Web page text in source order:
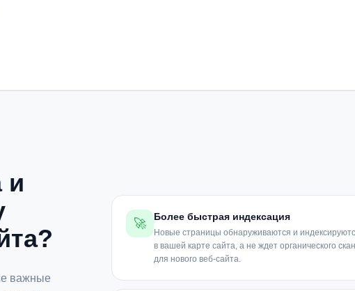
и
важные
🚀 Более быстрая индексация
Новые страницы обнаруживаются и
в вашей карте сайта, а не ждет органического
для нового веб-сайта.